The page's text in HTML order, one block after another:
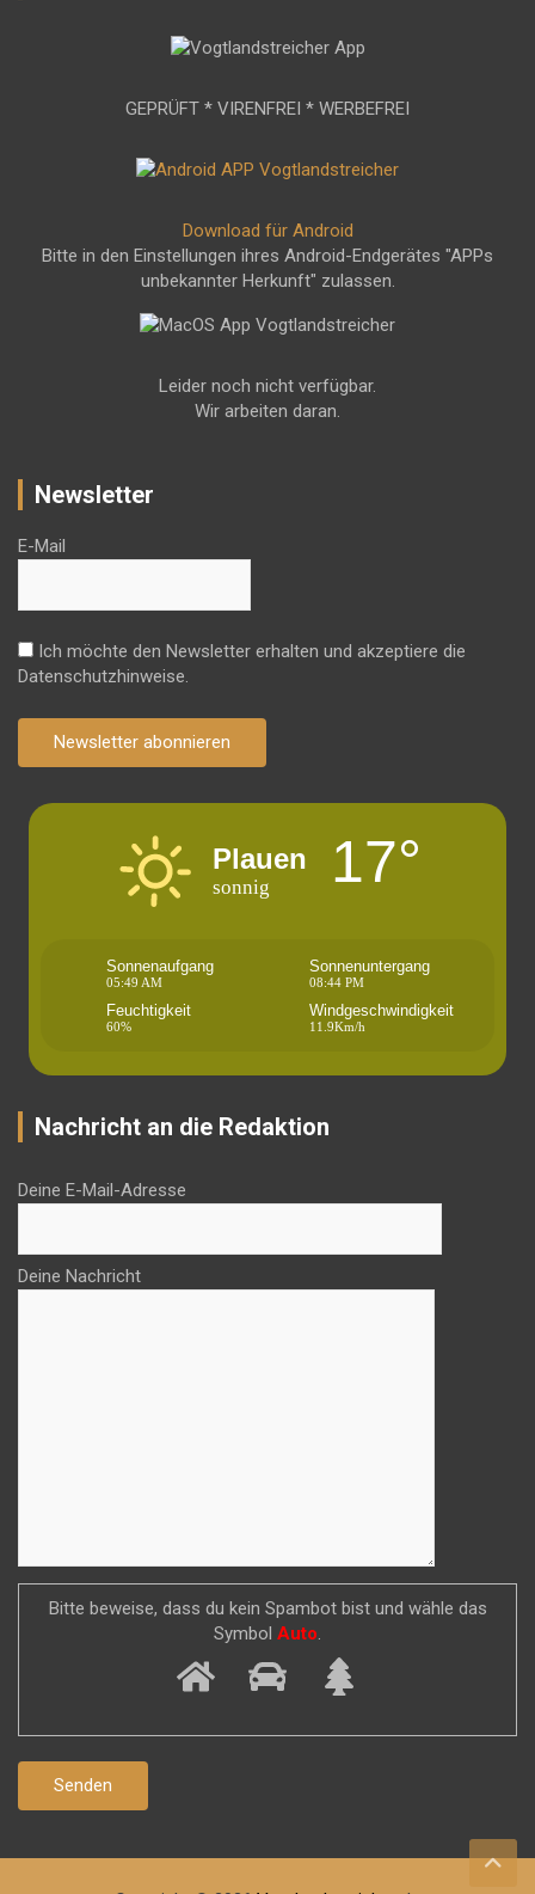
GEPRÜFT * VIRENFREI * WERBEFREI
Download für Android
Bitte in den Einstellungen ihres Android-Endgerätes "APPs
unbekannter Herkunft" zulassen.
Leider noch nicht verfügbar.
Wir arbeiten daran.
Newsletter
E-Mail
Ich möchte den Newsletter erhalten und akzeptiere die
Datenschutzhinweise.
Newsletter abonnieren
Plauen
sonnig 17°
Sonnenaufgang
05:49 AM
Sonnenuntergang
08:44 PM
Feuchtigkeit
60%
Windgeschwindigkeit
11.9Km/h
Nachricht an die Redaktion
Deine E-Mail-Adresse
Deine Nachricht
Bitte beweise, dass du kein Spambot bist und wähle das
Symbol Auto.